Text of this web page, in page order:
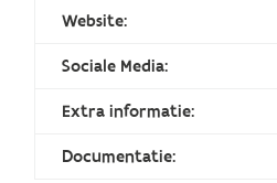
Website:
Sociale Media:
Extra informatie:
Documentatie: